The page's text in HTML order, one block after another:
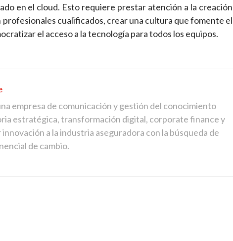
en el cloud. Esto requiere prestar atención a la creación
cualificados, crear una cultura que fomente el
el acceso a la tecnología para todos los equipos.
empresa de comunicación y gestión del conocimiento
estratégica, transformación digital, corporate finance y
a la industria aseguradora con la búsqueda de
de cambio.